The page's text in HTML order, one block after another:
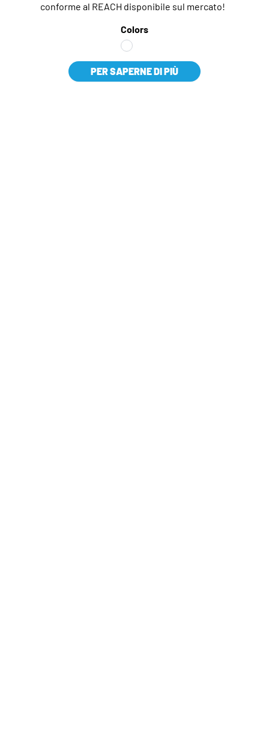
conforme al REACH disponibile sul mercato!
Colors
PER SAPERNE DI PIÙ